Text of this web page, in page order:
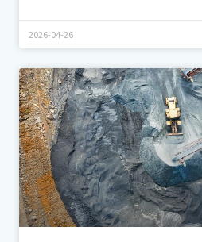
2026-04-26